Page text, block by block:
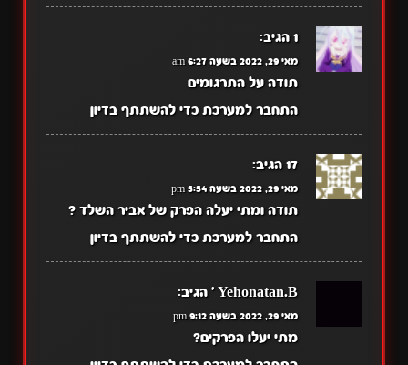
1 הגיב:
מאי 29, 2022 בשעה 6:27 am
תודה על התרגומים
התחבר למערכת כדי להשתתף בדיון
17 הגיב:
מאי 29, 2022 בשעה 5:54 pm
תודה ומתי יעלה הפרק של אביר השלד ?
התחבר למערכת כדי להשתתף בדיון
Yehonatan.B ' הגיב:
מאי 29, 2022 בשעה 9:12 pm
מתי יעלו הפרקים?